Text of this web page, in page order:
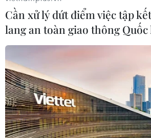
Đội tuyển Việt Nam thảm
Indonesia ngay tại Mỹ Đình
26/03/2024 14:06
đón nhận thêm thảm bại 0-3 trước Đội
ngay tại Mỹ Đình ở Vòng loại thứ 2
vực châu Á.
Cần xử lý dứt điểm việc tập
lang an toàn giao thông Quốc